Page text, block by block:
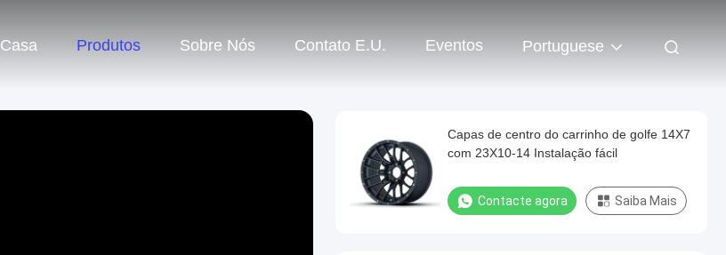
Casa Produtos Sobre Nós Contato E.U. Eventos Portuguese
Capas de centro do carrinho de golfe 14X7
com 23X10-14 Instalação fácil
Contacte agora Saiba Mais